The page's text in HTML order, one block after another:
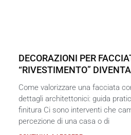
DECORAZIONI PER
“RIVESTIMENTO”
Come valorizzare una facciata
dettagli architettonici: guida
finitura Ci sono interventi che
percezione di una casa o di